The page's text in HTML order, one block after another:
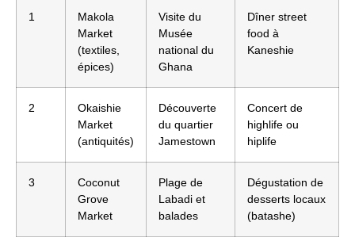
1
Makola
Market
(textiles,
épices)
Visite du
Musée
national du
Ghana
Dîner street
food à
Kaneshie
2
Okaishie
Market
(antiquités)
Découverte
du quartier
Jamestown
Concert de
highlife ou
hiplife
3
Coconut
Grove
Market
Plage de
Labadi et
balades
Dégustation de
desserts locaux
(batashe)